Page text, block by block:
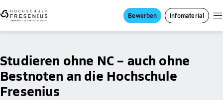
Bewerben Infomaterial
Studieren ohne NC – auch ohne
Bestnoten an die Hochschule
Fresenius